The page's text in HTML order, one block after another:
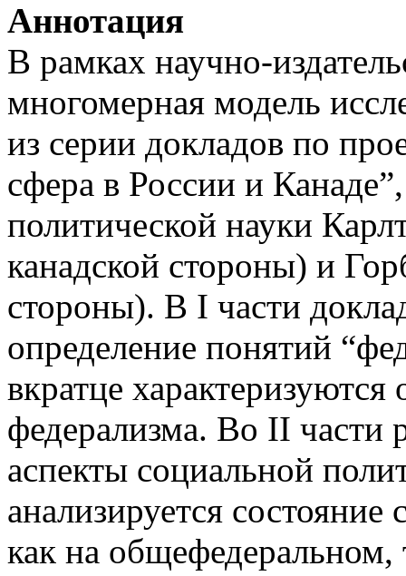
Аннотация
В рамках научно-
многомерная модель
из серии докладов по
сфера в России и
политической науки
канадской стороны) и
стороны). В I части
определение понятий
вкратце
федерализма. Во II части
аспекты социальной
анализируется состояние
как на общефедеральном,